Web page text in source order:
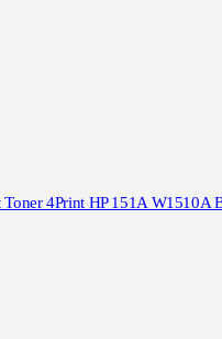
Toner 4Print HP 151A W1510A